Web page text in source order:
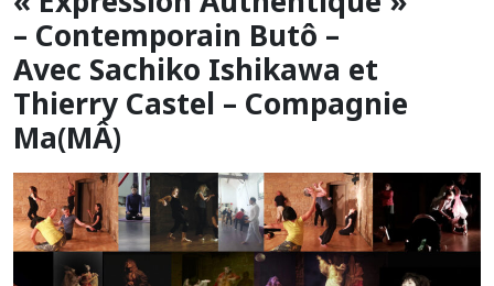
– Contemporain Butô –
Avec Sachiko Ishikawa et
Thierry Castel – Compagnie
Ma(MÂ)